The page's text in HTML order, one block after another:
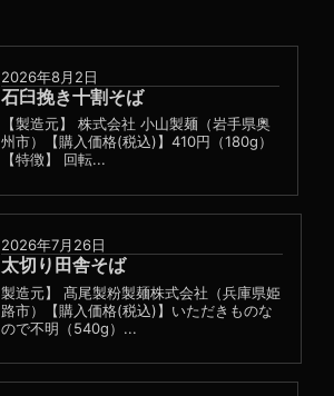
2026年8月2日
石臼挽き十割そば
【製造元】 株式会社 小山製麺（岩手県奥
州市）【購入価格(税込)】410円（180g）
【特徴】 回転...
2026年7月26日
太切り田舎そば
製造元】 髙尾製粉製麺株式会社（兵庫県姫
路市）【購入価格(税込)】いただきものな
ので不明（540g）...